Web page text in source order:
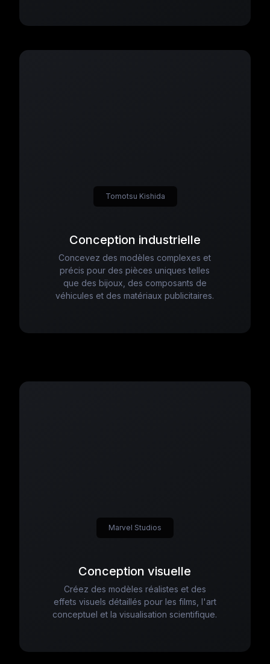
Conception industrielle
Concevez des modèles complexes et
précis pour des pièces uniques telles
que des bijoux, des composants de
véhicules et des matériaux publicitaires.
Tomotsu Kishida
Conception visuelle
Créez des modèles réalistes et des
effets visuels détaillés pour les films, l'art
conceptuel et la visualisation scientifique.
Marvel Studios